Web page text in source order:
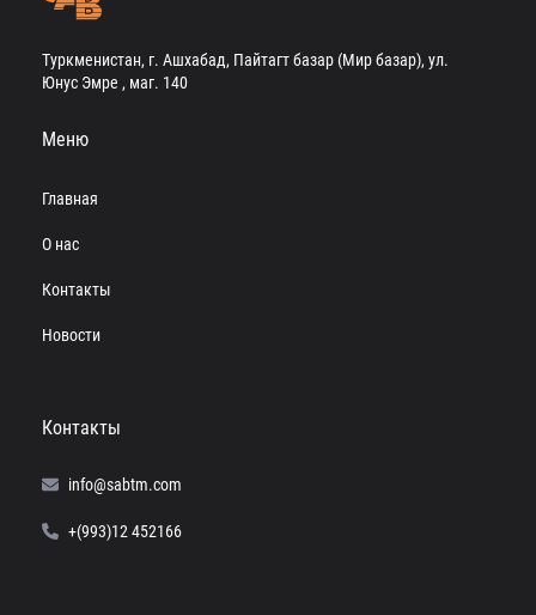
Туркменистан, г. Ашхабад, Пайтагт базар (Мир базар), ул.
Юнус Эмре , маг. 140
Меню
Главная
О нас
Контакты
Новости
Контакты
info@sabtm.com
+(993)12 452166